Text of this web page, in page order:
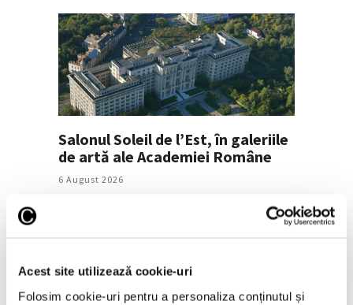
Acest site utilizează cookie-uri
Folosim cookie-uri pentru a personaliza conținutul și
Salonul Soleil de l’Est, în galeriile
de artă ale Academiei Române
6 August 2026
Articole recente